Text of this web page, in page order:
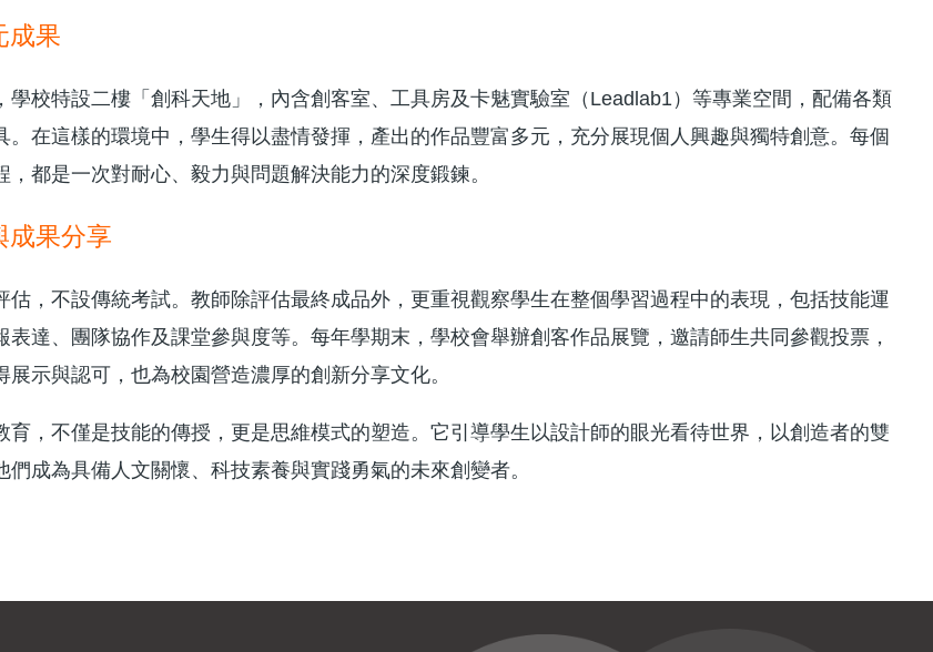
成果
學校特設二樓「創科天地」，內含創客室、工具房及卡魅實驗室（Leadlab1）等專業空間，配備各類
。在這樣的環境中，學生得以盡情發揮，產出的作品豐富多元，充分展現個人興趣與獨特創意。每個
，都是一次對耐心、毅力與問題解決能力的深度鍛鍊。
成果分享
估，不設傳統考試。教師除評估最終成品外，更重視觀察學生在整個學習過程中的表現，包括技能運
表達、團隊協作及課堂參與度等。每年學期末，學校會舉辦創客作品展覽，邀請師生共同參觀投票，
展示與認可，也為校園營造濃厚的創新分享文化。
育，不僅是技能的傳授，更是思維模式的塑造。它引導學生以設計師的眼光看待世界，以創造者的雙
們成為具備人文關懷、科技素養與實踐勇氣的未來創變者。